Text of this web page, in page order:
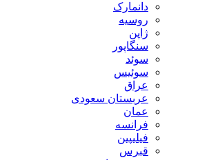
دانمارک
روسیه
ژاپن
سنگاپور
سوئد
سوئیس
عراق
عربستان سعودی
عمان
فرانسه
فیلیپین
قبرس